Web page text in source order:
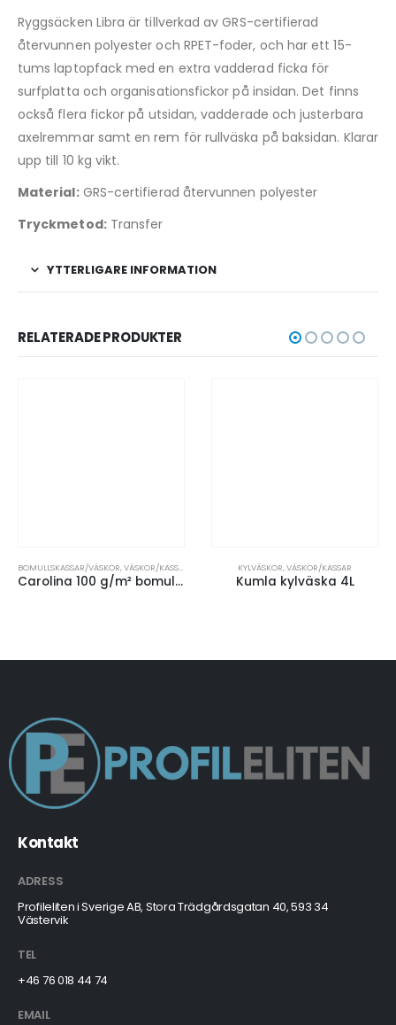
Ryggsäcken Libra är tillverkad av GRS-certifierad
återvunnen polyester och RPET-foder, och har ett 15-
tums laptopfack med en extra vadderad ficka för
surfplatta och organisationsfickor på insidan. Det finns
också flera fickor på utsidan, vadderade och justerbara
axelremmar samt en rem för rullväska på baksidan. Klarar
upp till 10 kg vikt.
Material:GRS-certifierad återvunnen polyester
Tryckmetod:Transfer
YTTERLIGARE INFORMATION
RELATERADE PRODUKTER
BOMULLSKASSAR/VÄSKOR,VÄSKOR/KASSAR
Carolina 100 g/m² bomullskasse 7L
KYLVÄSKOR,VÄSKOR/KASSAR
Kumla kylväska 4L
Kontakt
ADRESS
Profileliten i Sverige AB, Stora Trädgårdsgatan 40, 593 34
Västervik
TEL
+46 76 018 44 74
EMAIL